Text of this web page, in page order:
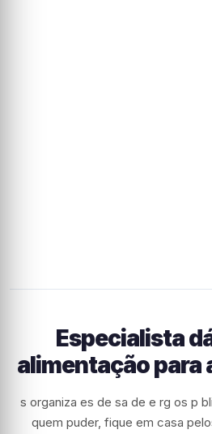
Especialista
alimentação para
s organiza es de sa de e rg os p
quem puder, fique em casa